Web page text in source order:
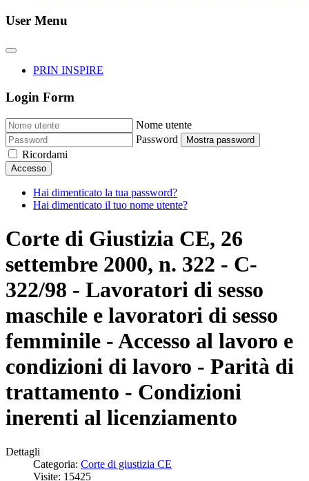
User Menu
PRIN INSPIRE
Login Form
Nome utente
Password
Mostra password
Ricordami
Accesso
Hai dimenticato la tua password?
Hai dimenticato il tuo nome utente?
Corte di Giustizia CE, 26
settembre 2000, n. 322 - C-
322/98 - Lavoratori di sesso
maschile e lavoratori di sesso
femminile - Accesso al lavoro e
condizioni di lavoro - Parità di
trattamento - Condizioni
inerenti al licenziamento
Dettagli
Categoria: Corte di giustizia CE
Visite: 15425